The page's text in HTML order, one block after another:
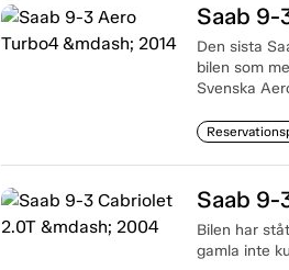
Saab 9-
Den sista
bilen som
Svenska
Saab
Bilen har
gamla inte